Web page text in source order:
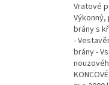
Vratové
brány s
-
brány -